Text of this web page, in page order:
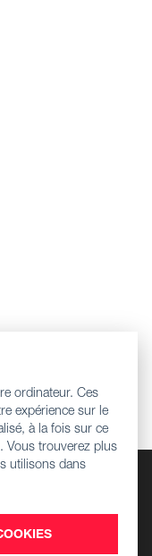
ordinateur. Ces
expérience sur le
à la fois sur ce
Vous trouverez plus
utilisons dans